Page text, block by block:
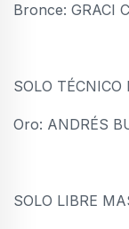
Bronce: GRACI
SOLO TÉCNICO
Oro: ANDRÉS
SOLO LIBRE